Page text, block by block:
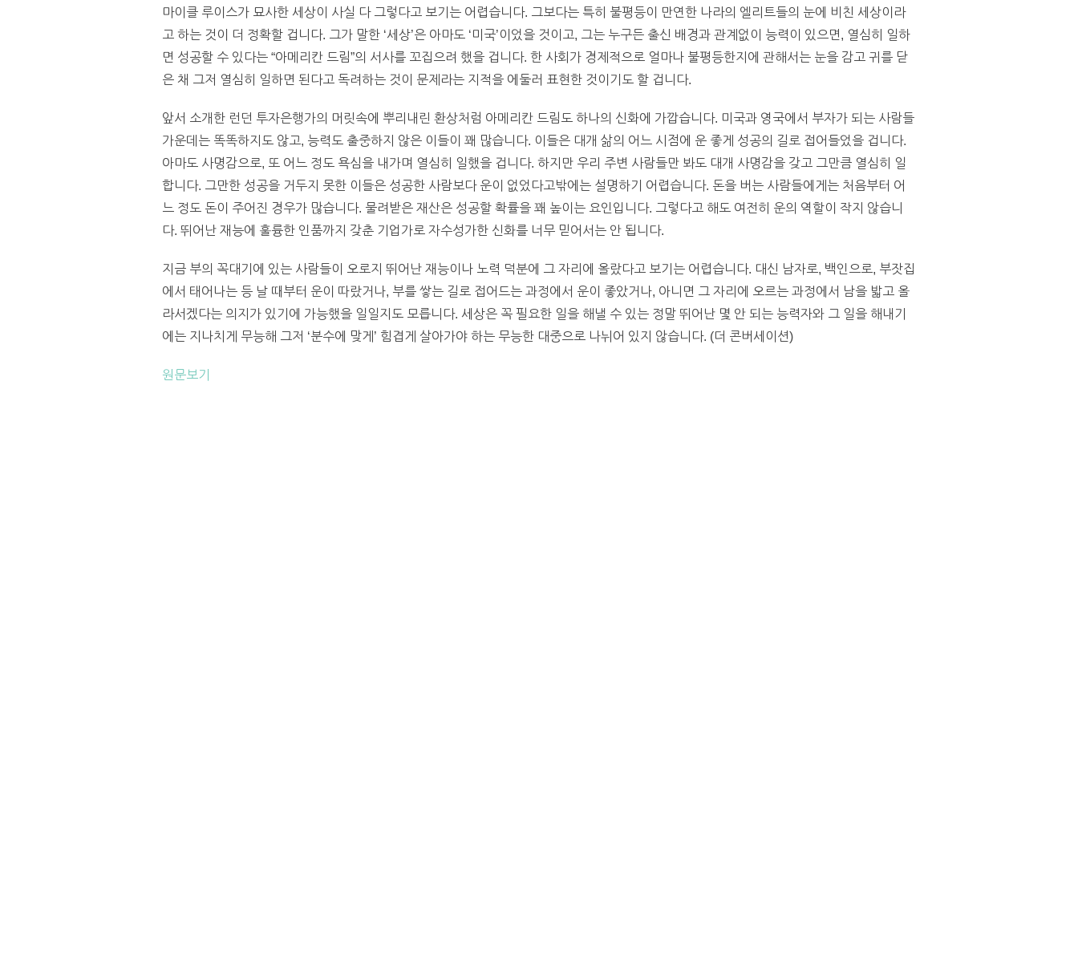
마이클 루이스가 묘사한 세상이 사실 다 그렇다고 보기는 어렵습니다. 그보다는 특히 불평등이 만연한 나라의 엘리트들의 눈에 비친 세상이라
고 하는 것이 더 정확할 겁니다. 그가 말한 ‘세상’은 아마도 ‘미국’이었을 것이고, 그는 누구든 출신 배경과 관계없이 능력이 있으면, 열심히 일하
면 성공할 수 있다는 “아메리칸 드림”의 서사를 꼬집으려 했을 겁니다. 한 사회가 경제적으로 얼마나 불평등한지에 관해서는 눈을 감고 귀를 닫
은 채 그저 열심히 일하면 된다고 독려하는 것이 문제라는 지적을 에둘러 표현한 것이기도 할 겁니다.
앞서 소개한 런던 투자은행가의 머릿속에 뿌리내린 환상처럼 아메리칸 드림도 하나의 신화에 가깝습니다. 미국과 영국에서 부자가 되는 사람들
가운데는 똑똑하지도 않고, 능력도 출중하지 않은 이들이 꽤 많습니다. 이들은 대개 삶의 어느 시점에 운 좋게 성공의 길로 접어들었을 겁니다.
아마도 사명감으로, 또 어느 정도 욕심을 내가며 열심히 일했을 겁니다. 하지만 우리 주변 사람들만 봐도 대개 사명감을 갖고 그만큼 열심히 일
합니다. 그만한 성공을 거두지 못한 이들은 성공한 사람보다 운이 없었다고밖에는 설명하기 어렵습니다. 돈을 버는 사람들에게는 처음부터 어
느 정도 돈이 주어진 경우가 많습니다. 물려받은 재산은 성공할 확률을 꽤 높이는 요인입니다. 그렇다고 해도 여전히 운의 역할이 작지 않습니
다. 뛰어난 재능에 훌륭한 인품까지 갖춘 기업가로 자수성가한 신화를 너무 믿어서는 안 됩니다.
지금 부의 꼭대기에 있는 사람들이 오로지 뛰어난 재능이나 노력 덕분에 그 자리에 올랐다고 보기는 어렵습니다. 대신 남자로, 백인으로, 부잣집
에서 태어나는 등 날 때부터 운이 따랐거나, 부를 쌓는 길로 접어드는 과정에서 운이 좋았거나, 아니면 그 자리에 오르는 과정에서 남을 밟고 올
라서겠다는 의지가 있기에 가능했을 일일지도 모릅니다. 세상은 꼭 필요한 일을 해낼 수 있는 정말 뛰어난 몇 안 되는 능력자와 그 일을 해내기
에는 지나치게 무능해 그저 ‘분수에 맞게’ 힘겹게 살아가야 하는 무능한 대중으로 나뉘어 있지 않습니다. (더 콘버세이션)
원문보기